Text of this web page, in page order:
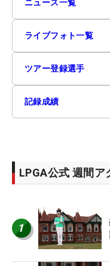
ニュース一覧
ライブフォト一覧
ツアー登録選手
記録成績
LPGA公式 週間
1